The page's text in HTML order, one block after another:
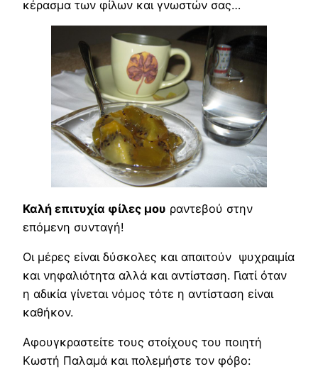
κέρασμα των φίλων και γνωστών σας…
Καλή επιτυχία φίλες μου ραντεβού στην
επόμενη συνταγή!
Οι μέρες είναι δύσκολες και απαιτούν ψυχραιμία
και νηφαλιότητα αλλά και αντίσταση. Γιατί όταν
η αδικία γίνεται νόμος τότε η αντίσταση είναι
καθήκον.
Αφουγκραστείτε τους στοίχους του ποιητή
Κωστή Παλαμά και πολεμήστε τον φόβο: